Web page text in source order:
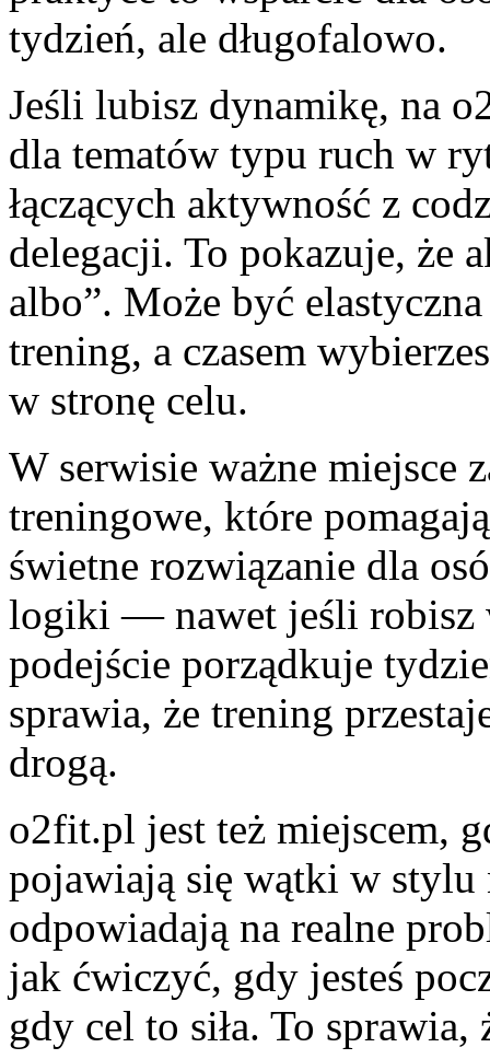
tydzień, ale długofalowo.
Jeśli lubisz dynamikę, na
dla tematów typu ruch w
łączących aktywność z
delegacji. To pokazuje, że
albo”. Może być
trening, a czasem
w stronę celu.
W serwisie ważne miejsce
treningowe, które
świetne rozwiązanie dla
logiki — nawet jeśli robisz
podejście porządkuje
sprawia, że trening
drogą.
o2fit.pl jest też miejscem,
pojawiają się wątki w stylu
odpowiadają na realne
jak ćwiczyć, gdy jesteś
gdy cel to siła. To